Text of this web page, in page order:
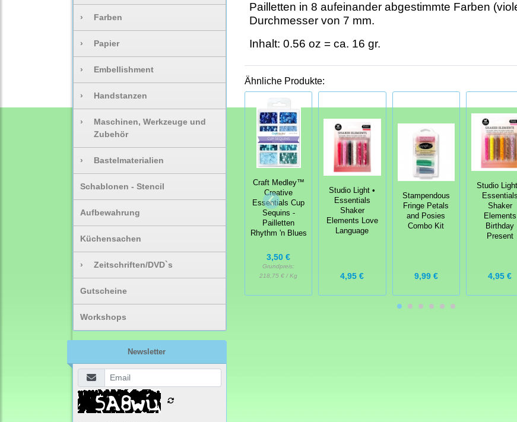
› Farben
› Papier
› Embellishment
› Handstanzen
›
Maschinen, Werkzeuge und
Zubehör
› Bastelmaterialien
Schablonen - Stencil
Aufbewahrung
Küchensachen
› Zeitschriften/DVD`s
Gutscheine
Workshops
Newsletter
Pailletten in 8 aufeinander abgestimmte Farben
Durchmesser von 7 mm.
Inhalt: 0.56 oz = ca. 16 gr.
Ähnliche Produkte:
Craft Medley™
Creative
Essentials Cup
Sequins -
Pailletten
Rhythm 'n Blues
3,50 €
Grundpreis:
218,75 € / Kg
Studio Light •
Essentials
Shaker
Elements Love
Language
4,95 €
Stampendous
Fringe Petals
and Posies
Combo Kit
9,99 €
Studio
Essentials
Shaker
Elements
Birthday
Present
4,95 €